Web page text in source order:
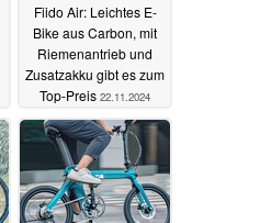
Fiido Air: Leichtes E-
Bike aus Carbon, mit
Riemenantrieb und
Zusatzakku gibt es zum
Top-Preis 22.11.2024